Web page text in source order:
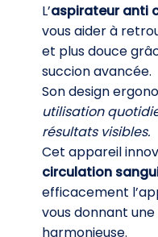
L’aspirateur anti
vous aider à
et plus douce
succion avancée.
Son design
utilisation
résultats visibles.
Cet appareil
circulation
efficacement
vous donnant
harmonieuse.